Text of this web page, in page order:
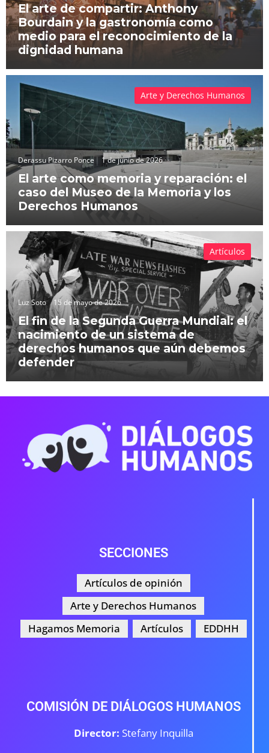
El arte de compartir: Anthony
Bourdain y la gastronomía como
medio para el reconocimiento de la
dignidad humana
Derassu Pizarro Ponce 1 de junio de 2026
El arte como memoria y reparación: el
caso del Museo de la Memoria y los
Derechos Humanos
Arte y Derechos Humanos
Luz Soto 15 de mayo de 2026
El fin de la Segunda Guerra Mundial: el
nacimiento de un sistema de
derechos humanos que aún debemos
defender
Artículos
SECCIONES
Artículos de opinión
Arte y Derechos Humanos
Hagamos Memoria
Artículos EDDHH
COMISIÓN DE DIÁLOGOS HUMANOS
Director: Stefany Inquilla